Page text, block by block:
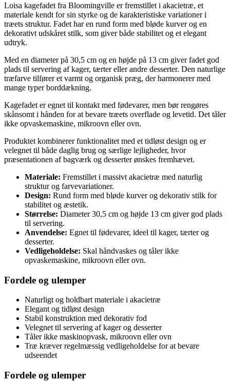
Loisa kagefadet fra Bloomingville er fremstillet i akacietræ, et
materiale kendt for sin styrke og de karakteristiske variationer i
træets struktur. Fadet har en rund form med bløde kurver og en
dekorativt udskåret stilk, som giver både stabilitet og et elegant
udtryk.
Med en diameter på 30,5 cm og en højde på 13 cm giver fadet god
plads til servering af kager, tærter eller andre desserter. Den naturlige
træfarve tilfører et varmt og organisk præg, der harmonerer med
mange typer borddækning.
Kagefadet er egnet til kontakt med fødevarer, men bør rengøres
skånsomt i hånden for at bevare træets overflade og levetid. Det tåler
ikke opvaskemaskine, mikroovn eller ovn.
Produktet kombinerer funktionalitet med et tidløst design og er
velegnet til både daglig brug og særlige lejligheder, hvor
præsentationen af bagværk og desserter ønskes fremhævet.
Materiale: Fremstillet i massivt akacietræ med naturlig
struktur og farvevariationer.
Design: Rund form med bløde kurver og dekorativ stilk for
stabilitet og æstetik.
Størrelse: Diameter 30,5 cm og højde 13 cm giver god plads
til servering.
Anvendelse: Egnet til fødevarer, ideel til kager, tærter og
desserter.
Vedligeholdelse: Skal håndvaskes og tåler ikke
opvaskemaskine, mikroovn eller ovn.
Fordele og ulemper
Naturligt og holdbart materiale i akacietræ
Elegant og tidløst design
Stabil konstruktion med dekorativ fod
Velegnet til servering af kager og desserter
Tåler ikke maskinopvask, mikroovn eller ovn
Træ kræver regelmæssig vedligeholdelse for at bevare
udseendet
Fordele og ulemper